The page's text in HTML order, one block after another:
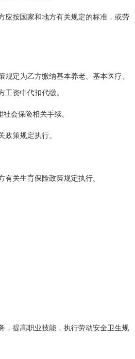
按国家和地方有关规定的标准，或劳
定为乙方缴纳基本养老、基本医疗、
资中代扣代缴。
会保险相关手续。
策规定执行。
关生育保险政策规定执行。
提高职业技能，执行劳动安全卫生规